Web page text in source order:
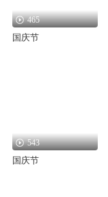
465
国庆节
543
国庆节